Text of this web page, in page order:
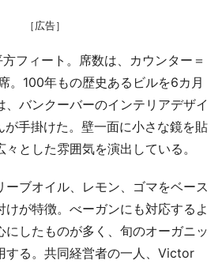
［広告］
フィート。席数は、カウンター＝
。100年もの歴史あるビルを6カ月
バンクーバーのインテリアデザイ
手掛けた。壁一面に小さな鏡を貼
とした雰囲気を演出している。
ブオイル、レモン、ゴマをベース
けが特徴。べーガンにも対応するよ
にしたものが多く、旬のオーガニッ
する。共同経営者の一人、Victor